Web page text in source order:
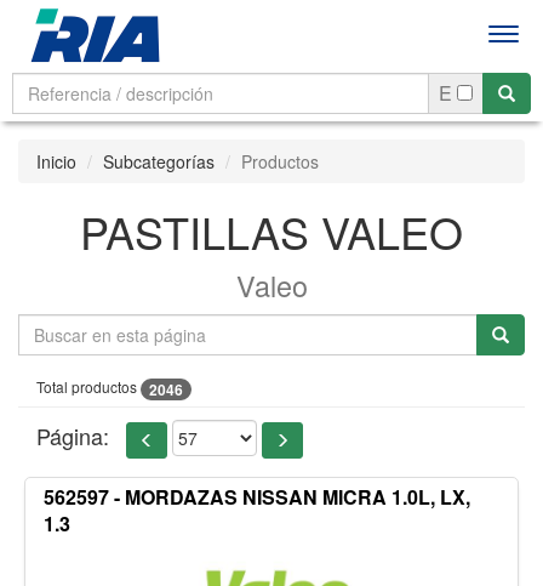
E
Inicio Subcategorías Productos
PASTILLAS VALEO
Valeo
Total productos 2046
Página:
562597 - MORDAZAS NISSAN MICRA 1.0L, LX,
1.3